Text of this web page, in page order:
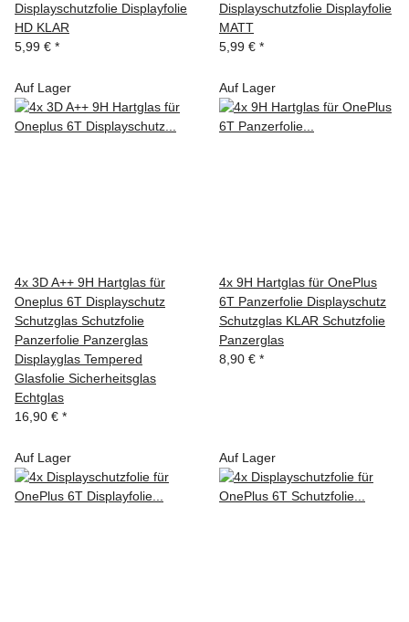
Displayschutzfolie Displayfolie
HD KLAR
5,99 € *
Displayschutzfolie Displayfolie
MATT
5,99 € *
Auf Lager
4x 3D A++ 9H Hartglas für
Oneplus 6T Displayschutz
Schutzglas Schutzfolie
Panzerfolie Panzerglas
Displayglas Tempered
Glasfolie Sicherheitsglas
Echtglas
16,90 € *
Auf Lager
4x 9H Hartglas für OnePlus
6T Panzerfolie Displayschutz
Schutzglas KLAR Schutzfolie
Panzerglas
8,90 € *
Auf Lager Auf Lager